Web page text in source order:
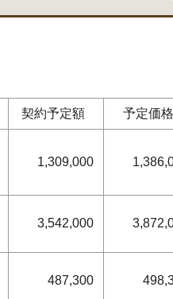
契約予定額 予定価格
1,309,000
3,542,000
487,300